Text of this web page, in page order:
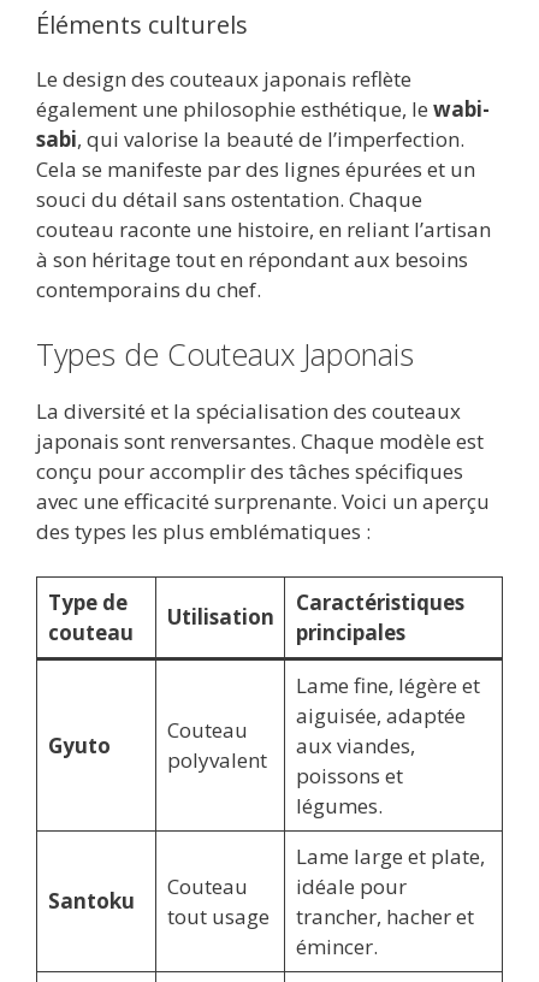
Éléments culturels
Le design des couteaux japonais reflète
également une philosophie esthétique, le wabi-
sabi, qui valorise la beauté de l’imperfection.
Cela se manifeste par des lignes épurées et un
souci du détail sans ostentation. Chaque
couteau raconte une histoire, en reliant l’artisan
à son héritage tout en répondant aux besoins
contemporains du chef.
Types de Couteaux Japonais
La diversité et la spécialisation des couteaux
japonais sont renversantes. Chaque modèle est
conçu pour accomplir des tâches spécifiques
avec une efficacité surprenante. Voici un aperçu
des types les plus emblématiques :
Type de
couteau
Utilisation
Caractéristiques
principales
Gyuto
Couteau
polyvalent
Lame fine, légère et
aiguisée, adaptée
aux viandes,
poissons et
légumes.
Santoku
Couteau
tout usage
Lame large et plate,
idéale pour
trancher, hacher et
émincer.